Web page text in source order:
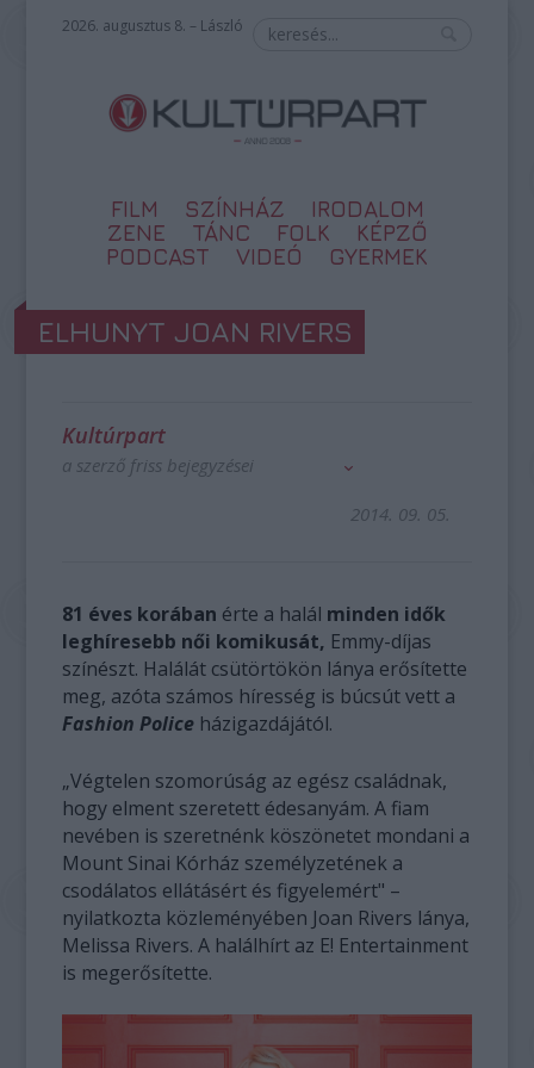
2026. augusztus 8. – László
FILM SZÍNHÁZ
IRODALOM
ZENE
TÁNC FOLK
KÉPZŐ
PODCAST
VIDEÓ GYERMEK
ELHUNYT JOAN RIVERS
Kultúrpart
a szerző friss bejegyzései
2014. 09. 05.
81 éves korában érte a halál minden idők
leghíresebb női komikusát, Emmy-díjas
színészt. Halálát csütörtökön lánya erősítette
meg, azóta számos híresség is búcsút vett a
Fashion Police házigazdájától.
„Végtelen szomorúság az egész családnak,
hogy elment szeretett édesanyám. A fiam
nevében is szeretnénk köszönetet mondani a
Mount Sinai Kórház személyzetének a
csodálatos ellátásért és figyelemért" –
nyilatkozta közleményében Joan Rivers lánya,
Melissa Rivers. A halálhírt az E! Entertainment
is megerősítette.